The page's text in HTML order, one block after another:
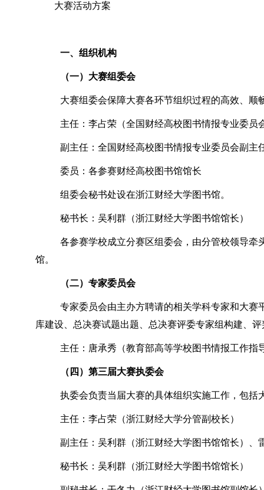
大赛活动方案
一、组织机构
（一）大赛组委会
大赛组委会保障大赛各环节组织过程的高效、
主任：李占荣（全国财经高校图书情报专业委员
副主任：全国财经高校图书情报专业委员会副
委员：各参赛财经高校图书馆馆长
组委会秘书处设在浙江财经大学图书馆。
秘书长：吴利群（浙江财经大学图书馆馆长）
各参赛学校成立分赛区组委会，由分管校领导
馆。
（二）专家委员会
专家委员会由主办方聘请的相关学科专家和大
库建设、总决赛试题出题、总决赛评委专家组构建、
主任：唐承秀（教育部高等学校图书情报工作
（四）第三届大赛执委会
执委会负责当届大赛的具体组织实施工作，包
主任：李占荣（浙江财经大学分管副校长）
副主任：吴利群（浙江财经大学图书馆馆长）、
秘书长：吴利群（浙江财经大学图书馆馆长）